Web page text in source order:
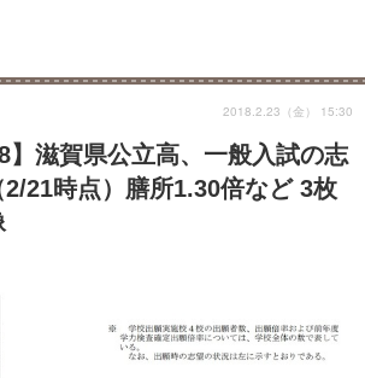
】滋賀県公立高、一般入試の志
21時点）膳所1.30倍など 3枚
2018.2.23（金） 15:30